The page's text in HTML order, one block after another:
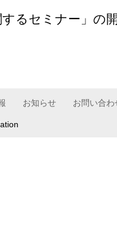
るセミナー」の
お知らせ お問い合わ